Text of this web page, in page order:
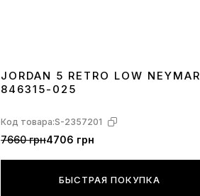
JORDAN 5 RETRO LOW NEYMAR
846315-025
Код товара:S-2357201
7660 грн4706 грн
БЫСТРАЯ ПОКУПКА